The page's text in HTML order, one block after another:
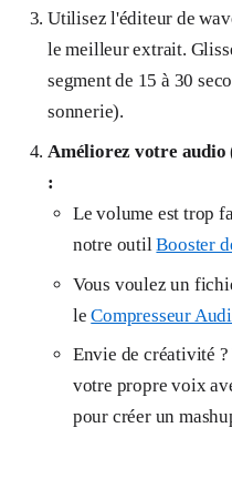
Utilisez l'éditeur de
le meilleur extrait.
segment de 15 à 30
sonnerie).
Améliorez votre audio
:
Le volume est trop
notre outilBooster
Vous voulez un
leCompresseur
Envie de créativité ?
votre propre voix
pour créer un